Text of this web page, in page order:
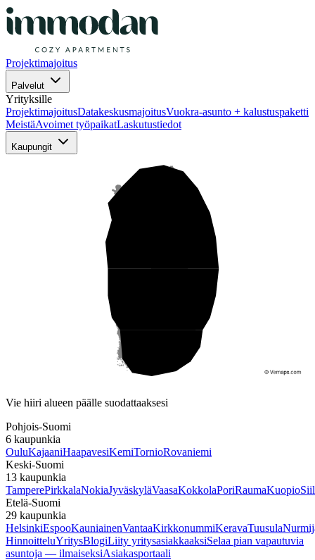
Projektimajoitus
Palvelut
Yrityksille
ProjektimajoitusDatakeskusmajoitusVuokra-asunto + kalustuspaketti
MeistäAvoimet työpaikatLaskutustiedot
Kaupungit
Vie hiiri alueen päälle suodattaaksesi
Pohjois-Suomi
6 kaupunkia
OuluKajaaniHaapavesiKemiTornioRovaniemi
Keski-Suomi
13 kaupunkia
TamperePirkkalaNokiaJyväskyläVaasaKokkolaPoriRaumaKuopio
Etelä-Suomi
29 kaupunkia
HelsinkiEspooKauniainenVantaaKirkkonummiKeravaTuusula
HinnoitteluYritysBlogiLiity yritysasiakkaaksiSelaa pian vapautuvia
asuntoja — ilmaiseksiAsiakasportaali